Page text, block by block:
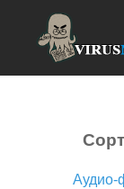
Аудио-